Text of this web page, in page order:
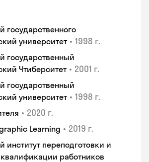
государственного
университет • 1998 г.
государственный
Чтиберситет • 2001 г.
государственный
университет • 1998 г.
• 2020 г.
Learning • 2019 г.
институт переподготовки и
работников